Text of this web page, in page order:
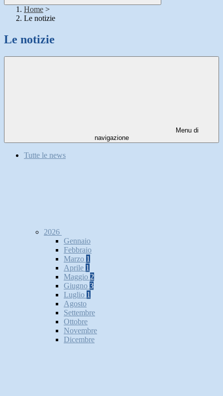
Home >
Le notizie
Le notizie
Menu di
navigazione
Tutte le news
2026
Gennaio
Febbraio
Marzo 1
Aprile 1
Maggio 2
Giugno 3
Luglio 1
Agosto
Settembre
Ottobre
Novembre
Dicembre